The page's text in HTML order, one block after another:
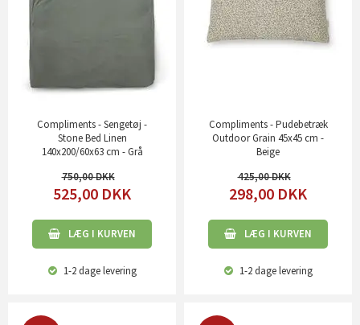
Compliments - Sengetøj -
Stone Bed Linen
140x200/60x63 cm - Grå
750,00
525,00 DKK
LÆG I KURVEN
1-2 dagelevering
Compliments - Pudebetræk
Outdoor Grain 45x45 cm -
Beige
425,00
298,00 DKK
LÆG I KURVEN
1-2 dagelevering